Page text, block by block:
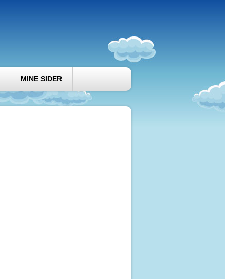
MINE SIDER